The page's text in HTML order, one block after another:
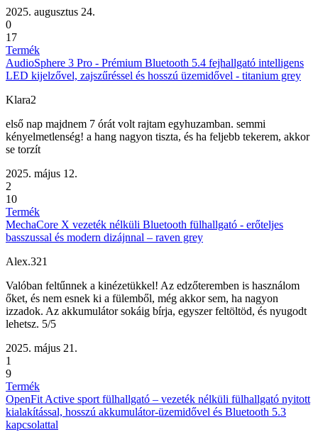
2025. augusztus 24.
0
17
Termék
AudioSphere 3 Pro - Prémium Bluetooth 5.4 fejhallgató intelligens
LED kijelzővel, zajszűréssel és hosszú üzemidővel - titanium grey
Klara2
első nap majdnem 7 órát volt rajtam egyhuzamban. semmi
kényelmetlenség! a hang nagyon tiszta, és ha feljebb tekerem, akkor
se torzít
2025. május 12.
2
10
Termék
MechaCore X vezeték nélküli Bluetooth fülhallgató - erőteljes
basszussal és modern dizájnnal – raven grey
Alex.321
Valóban feltűnnek a kinézetükkel! Az edzőteremben is használom
őket, és nem esnek ki a fülemből, még akkor sem, ha nagyon
izzadok. Az akkumulátor sokáig bírja, egyszer feltöltöd, és nyugodt
lehetsz. 5/5
2025. május 21.
1
9
Termék
OpenFit Active sport fülhallgató – vezeték nélküli fülhallgató nyitott
kialakítással, hosszú akkumulátor-üzemidővel és Bluetooth 5.3
kapcsolattal